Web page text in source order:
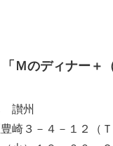
Ｍのディナー＋
州
ＴＥＬ０６